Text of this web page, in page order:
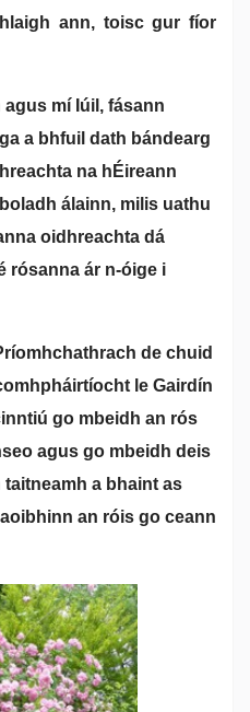
ann, toisc gur fíor
mí Iúil, fásann
a bhfuil dath bándearg
na hÉireann
álainn, milis uathu
oidhreachta dá
rósanna ár n-óige i
de chuid
le Gairdín
go mbeidh an rós
agus go mbeidh deis
a bhaint as
an róis go ceann